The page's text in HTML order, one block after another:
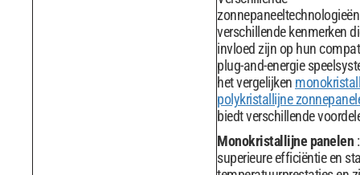
verschillende kenmerken
invloed zijn op hun
plug-and-energie
het vergelijken
polykristallijne
biedt verschillende
Monokristallijne panelen
superieure efficiëntie en